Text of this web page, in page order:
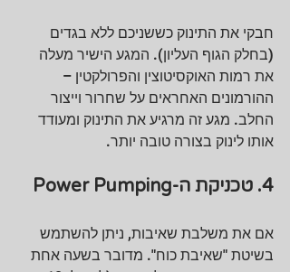
חבקי את התינוק כששניכם ללא בגדים
(בחלק הגוף העליון). המגע הישיר מעלה
את רמות האוקסיטוצין והפרולקטין –
ההורמונים האחראים על שחרור וייצור
החלב. מגע זה מרגיע את התינוק ומעודד
אותו לינוק בצורה טובה יותר.
4. טכניקת ה-Power Pumping
אם את משלבת שאיבות, ניתן להשתמש
בשיטת "שאיבת כוח". מדובר בשעה אחת